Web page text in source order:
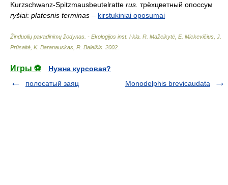
Kurzschwanz-Spitzmausbeutelratte rus. трёхцветный опоссум
ryšiai: platesnis terminas – kirstukiniai oposumai
Žinduolių pavadinimų žodynas. - Ekologijos inst. l-kla R. Mažeikytė, E. Mickevičius, J.
Prūsaitė, K. Baranauskas, R. Baleišis 2002
Игры ⚽
Нужна курсовая?
полосатый заяц
Monodelphis brevicaudata